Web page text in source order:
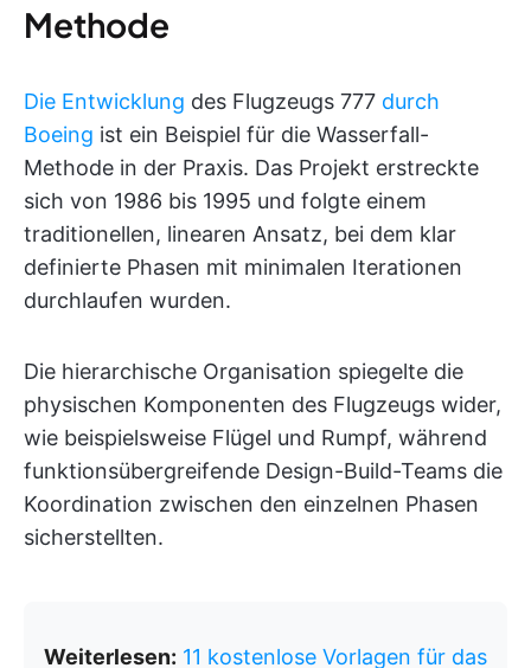
Methode
Die Entwicklung des Flugzeugs 777 durch
Boeing ist ein Beispiel für die Wasserfall-
Methode in der Praxis. Das Projekt erstreckte
sich von 1986 bis 1995 und folgte einem
traditionellen, linearen Ansatz, bei dem klar
definierte Phasen mit minimalen Iterationen
durchlaufen wurden.
Die hierarchische Organisation spiegelte die
physischen Komponenten des Flugzeugs wider,
wie beispielsweise Flügel und Rumpf, während
funktionsübergreifende Design-Build-Teams die
Koordination zwischen den einzelnen Phasen
sicherstellten.
Weiterlesen: 11 kostenlose Vorlagen für das